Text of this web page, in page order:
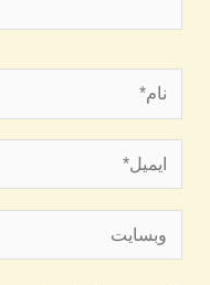
نام*
ایمیل*
وبسایت